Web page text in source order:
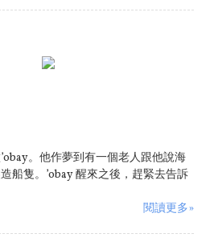
。他作夢到有一個老人跟他說海
船隻。’obay 醒來之後，趕緊去告訴
閱讀更多»